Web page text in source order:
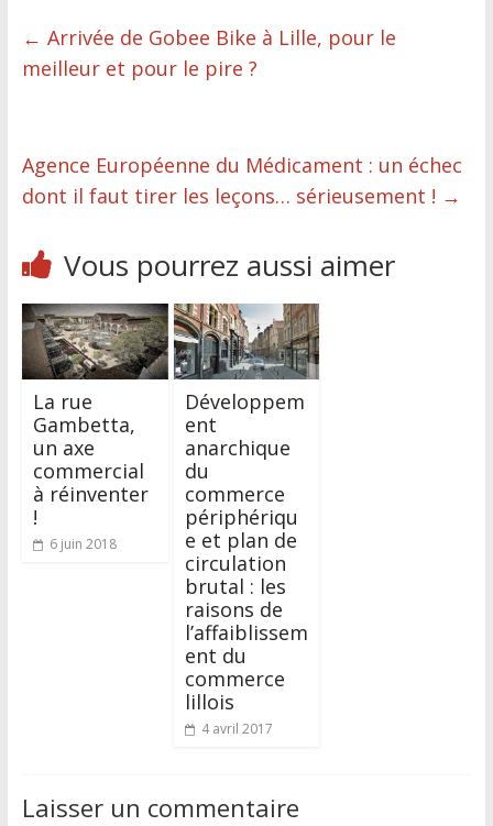
← Arrivée de Gobee Bike à Lille, pour le
meilleur et pour le pire ?
Agence Européenne du Médicament : un échec
dont il faut tirer les leçons… sérieusement ! →
Vous pourrez aussi aimer
La rue
Gambetta,
un axe
commercial
à réinventer
!
6 juin 2018
Développem
ent
anarchique
du
commerce
périphériqu
e et plan de
circulation
brutal : les
raisons de
l’affaiblissem
ent du
commerce
lillois
4 avril 2017
Laisser un commentaire